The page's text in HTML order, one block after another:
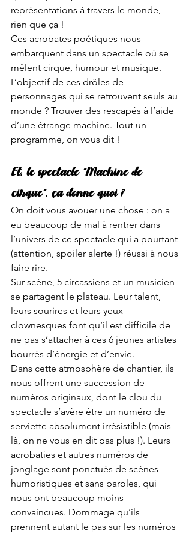
représentations à travers le monde,
rien que ça !
Ces acrobates poétiques nous
embarquent dans un spectacle où se
mêlent cirque, humour et musique.
L’objectif de ces drôles de
personnages qui se retrouvent seuls au
monde ? Trouver des rescapés à l’aide
d’une étrange machine. Tout un
programme, on vous dit !
Et, le spectacle “Machine de
cirque”, ça donne quoi ?
On doit vous avouer une chose : on a
eu beaucoup de mal à rentrer dans
l’univers de ce spectacle qui a pourtant
(attention, spoiler alerte !) réussi à nous
faire rire.
Sur scène, 5 circassiens et un musicien
se partagent le plateau. Leur talent,
leurs sourires et leurs yeux
clownesques font qu’il est difficile de
ne pas s’attacher à ces 6 jeunes artistes
bourrés d’énergie et d’envie.
Dans cette atmosphère de chantier, ils
nous offrent une succession de
numéros originaux, dont le clou du
spectacle s’avère être un numéro de
serviette absolument irrésistible (mais
là, on ne vous en dit pas plus !). Leurs
acrobaties et autres numéros de
jonglage sont ponctués de scènes
humoristiques et sans paroles, qui
nous ont beaucoup moins
convaincues. Dommage qu’ils
prennent autant le pas sur les numéros